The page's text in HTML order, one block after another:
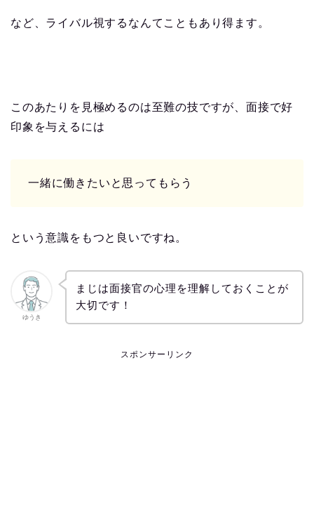
など、ライバル視するなんてこともあり得ます。
このあたりを見極めるのは至難の技ですが、面接で好
印象を与えるには
一緒に働きたいと思ってもらう
という意識をもつと良いですね。
ゆうき
まじは面接官の心理を理解しておくことが
大切です！
スポンサーリンク